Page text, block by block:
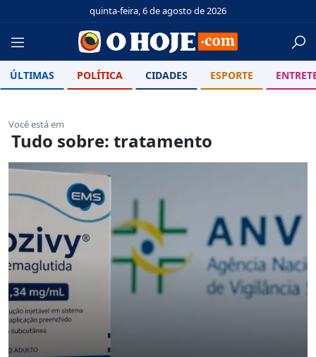
quinta-feira, 6 de agosto de 2026
ÚLTIMAS POLÍTICA CIDADES ESPORTE
Você está em
Tudo sobre: tratamento